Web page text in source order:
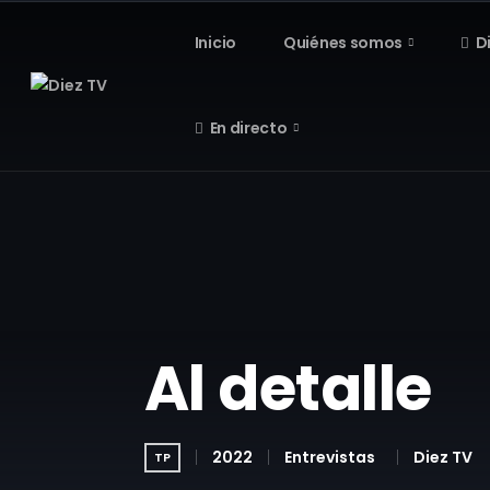
Inicio Quiénes somos
En directo
Al detalle
TP 2022 Entrevistas Diez TV